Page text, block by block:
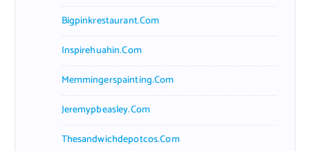
Bigpinkrestaurant.com
Inspirehuahin.com
Memmingerspainting.com
Jeremypbeasley.com
Thesandwichdepotcos.com